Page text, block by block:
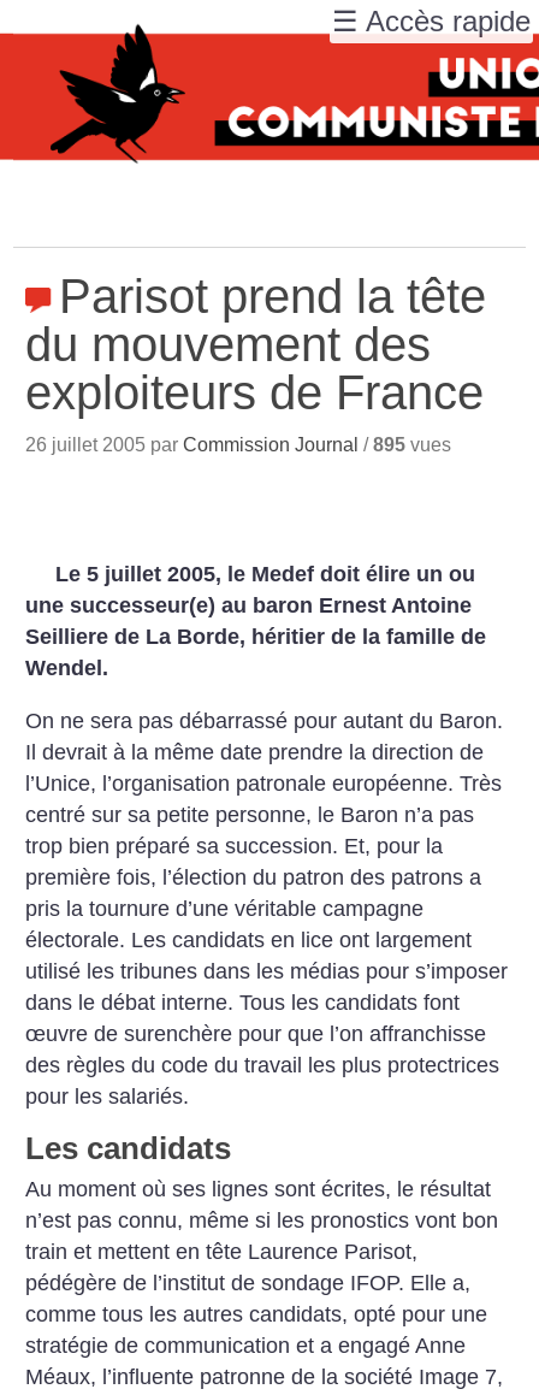
Parisot prend la tête
du mouvement des
exploiteurs de France
26 juillet 2005 parCommission Journal /895 vues
Le 5 juillet 2005, le Medef doit élire un ou
une successeur(e) au baron Ernest Antoine
Seilliere de La Borde, héritier de la famille de
Wendel.
On ne sera pas débarrassé pour autant du Baron.
Il devrait à la même date prendre la direction de
l’Unice, l’organisation patronale européenne. Très
centré sur sa petite personne, le Baron n’a pas
trop bien préparé sa succession. Et, pour la
première fois, l’élection du patron des patrons a
pris la tournure d’une véritable campagne
électorale. Les candidats en lice ont largement
utilisé les tribunes dans les médias pour s’imposer
dans le débat interne. Tous les candidats font
œuvre de surenchère pour que l’on affranchisse
des règles du code du travail les plus protectrices
pour les salariés.
Les candidats
Au moment où ses lignes sont écrites, le résultat
n’est pas connu, même si les pronostics vont bon
train et mettent en tête Laurence Parisot,
pédégère de l’institut de sondage IFOP. Elle a,
comme tous les autres candidats, opté pour une
stratégie de communication et a engagé Anne
Méaux, l’influente patronne de la société Image 7,
☰ Accès rapide